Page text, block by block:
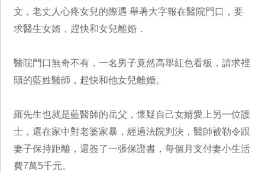
文，老丈人心疼女兒的際遇 舉著大字報在醫院門口，要
求醫生女婿，趕快和女兒離婚．
醫院門口無奇不有，一名男子竟然高舉紅色看板，請求裡
頭的藍姓醫師，趕快和他女兒離婚。
羅先生也就是藍醫師的岳父，懷疑自己女婿愛上另一位護
士，還在家中對老婆家暴，經過法院判決，醫師被勒令跟
妻子保持距離，還簽了一張保證書，每個月支付妻小生活
費7萬5千元。